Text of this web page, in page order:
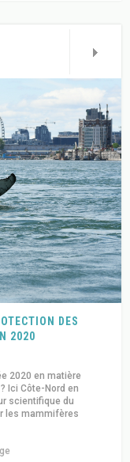
DES
2020
2020 en matière
Ici Côte-Nord en
scientifique du
les mammifères